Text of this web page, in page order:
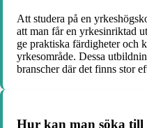
Att studera på en
att man får en yrkesinriktad
ge praktiska färdigheter och
yrkesområde. Dessa
branscher där det finns stor
Hur kan man söka